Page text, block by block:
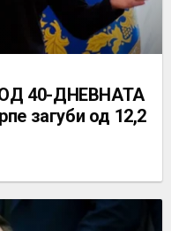
40-ДНЕВНАТА
загуби од 12,2